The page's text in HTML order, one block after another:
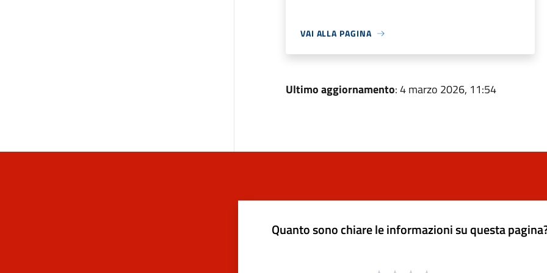
VAI ALLA PAGINA
Ultimo aggiornamento: 4 marzo 2026, 11:54
Quanto sono chiare le informazioni su questa